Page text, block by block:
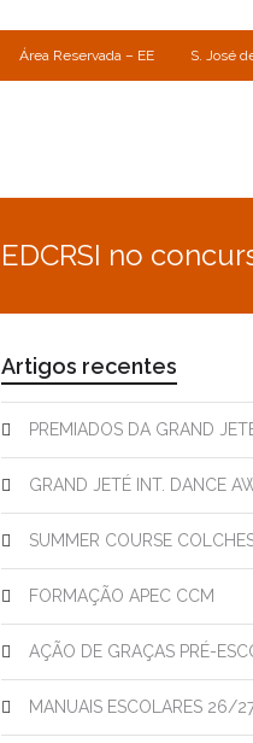
Área Reservada – EE S. José
EDCRSI no
Artigos recentes
PREMIADOS DA GRAND
GRAND JETÉ INT. DANCE
SUMMER COURSE
FORMAÇÃO APEC CCM
AÇÃO DE GRAÇAS PRÉ-
MANUAIS ESCOLARES 26/